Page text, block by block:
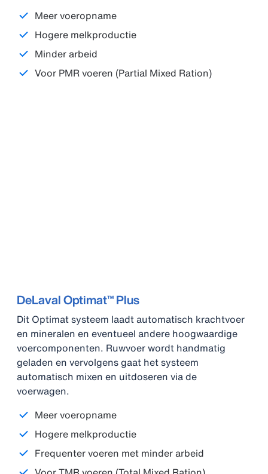
Meer voeropname
Hogere melkproductie
Minder arbeid
Voor PMR voeren (Partial Mixed Ration)
DeLaval Optimat™ Plus
Dit Optimat systeem laadt automatisch krachtvoer
en mineralen en eventueel andere hoogwaardige
voercomponenten. Ruwvoer wordt handmatig
geladen en vervolgens gaat het systeem
automatisch mixen en uitdoseren via de
voerwagen.
Meer voeropname
Hogere melkproductie
Frequenter voeren met minder arbeid